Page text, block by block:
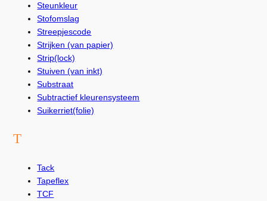
Steunkleur
Stofomslag
Streepjescode
Strijken (van papier)
Strip(lock)
Stuiven (van inkt)
Substraat
Subtractief kleurensysteem
Suikerriet(folie)
T
Tack
Tapeflex
TCF